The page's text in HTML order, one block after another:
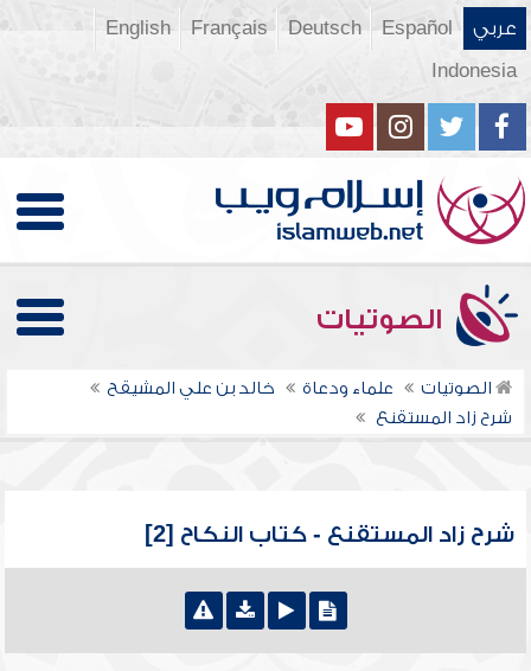
عربي Español
Deutsch
Français
English
Indonesia
الصوتيات
الصوتيات علماء ودعاة
خالد بن علي المشيقح
شرح زاد المستقنع
شرح زاد المستقنع - كتاب النكاح [2]